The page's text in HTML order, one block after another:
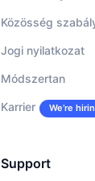
Közösség
Jogi nyilatkozat
Módszertan
Karrier We’re
Support